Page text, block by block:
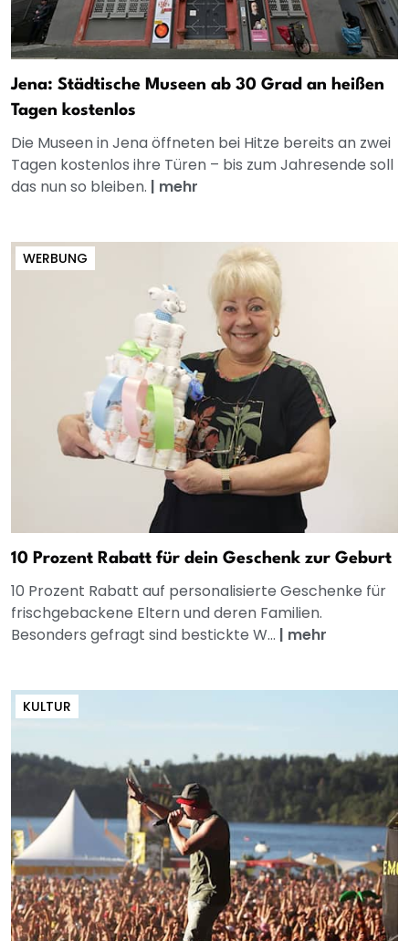
Jena: Städtische Museen ab 30 Grad an heißen
Tagen kostenlos
Die Museen in Jena öffneten bei Hitze bereits an zwei
Tagen kostenlos ihre Türen – bis zum Jahresende soll
das nun so bleiben. | mehr
WERBUNG
10 Prozent Rabatt für dein Geschenk zur Geburt
10 Prozent Rabatt auf personalisierte Geschenke für
frischgebackene Eltern und deren Familien.
Besonders gefragt sind bestickte W... | mehr
KULTUR